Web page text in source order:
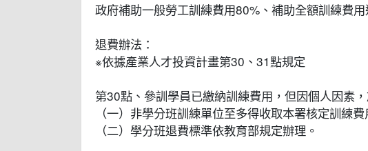
政府補助一般勞工訓練費用80%、補助全額訓練費
退費辦法：
※依據產業人才投資計畫第30、31點規定
第30點、參訓學員已繳納訓練費用，但因個人因素
（一）非學分班訓練單位至多得收取本署核定訓練
（二）學分班退費標準依教育部規定辦理。